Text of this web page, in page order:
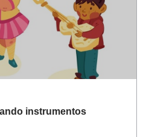
instrumentos